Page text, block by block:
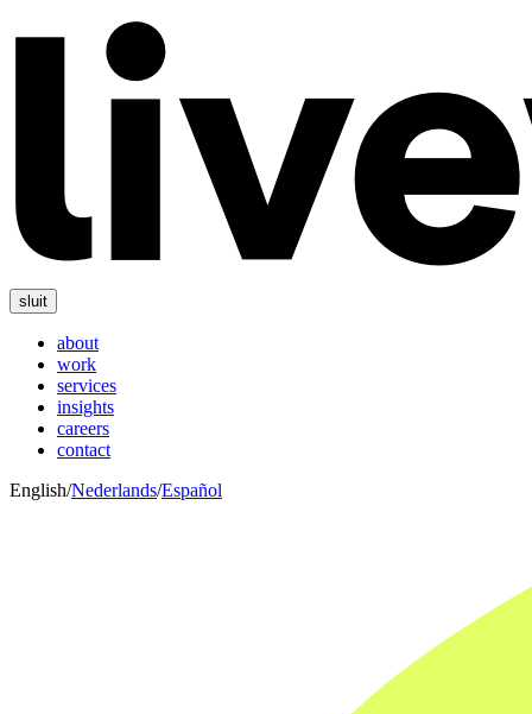
sluit
about
work
services
insights
careers
contact
English/Nederlands/Español